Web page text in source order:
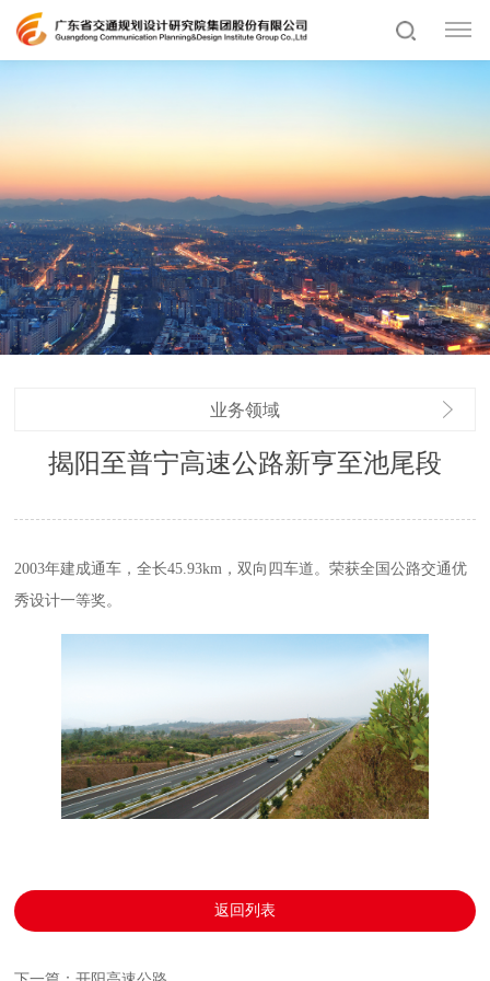
业务领域
揭阳至普宁高速公路新亨至池尾段
2003年建成通车，全长45.93km，双向四车道。荣获全国公路交通优
秀设计一等奖。
返回列表